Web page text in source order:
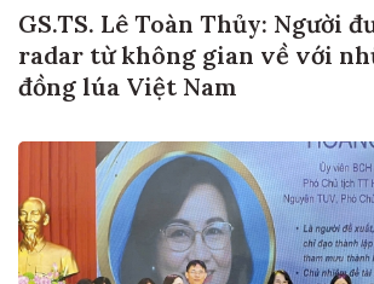
GS.TS. Lê Toàn Thủy: Người
radar từ không gian về với
đồng lúa Việt Nam